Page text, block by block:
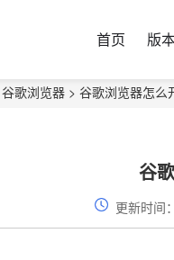
首页 版
谷歌浏览器 > 谷歌浏览器怎么
谷
更新时间